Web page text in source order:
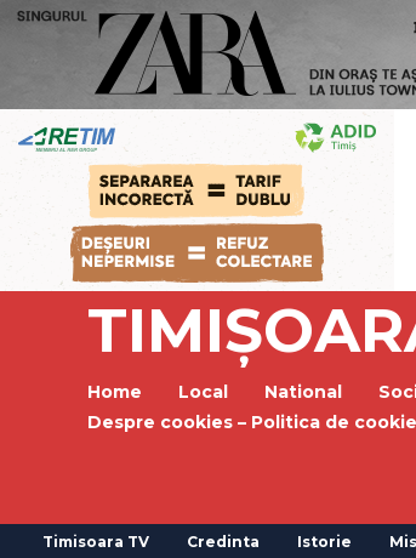
Home Local National
Despre cookies – Politica de cookie
Timisoara TV Credinta Istorie